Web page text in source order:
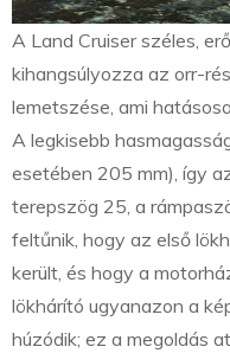
A Land Cruiser széles,
kihangsúlyozza az orr-
lemetszése, ami
A legkisebb
esetében 205 mm), így
terepszög 25, a
feltűnik, hogy az első
került, és hogy a
lökhárító ugyanazon a
húzódik; ez a megoldás